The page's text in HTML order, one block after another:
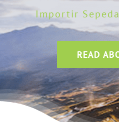
Importir
READ